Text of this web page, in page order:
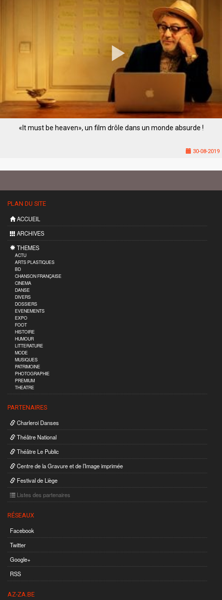
«It must be heaven», un film drôle dans un monde absurde !
30-08-2019
PLAN DU SITE
ACCUEIL
ARCHIVES
THEMES
ACTU
ARTS PLASTIQUES
BD
CHANSON FRANÇAISE
CINEMA
DANSE
DIVERS
DOSSIERS
EVENEMENTS
EXPO
FOOT
HISTOIRE
HUMOUR
LITTERATURE
MODE
MUSIQUES
PATRIMOINE
PHOTOGRAPHIE
PREMIUM
THEATRE
PARTENAIRES
Charleroi Danses
Théâtre National
Théâtre Le Public
Centre de la Gravure et de l’Image imprimée
Festival de Liège
Listes des partenaires
RÉSEAUX
Facebook
Twitter
Google+
RSS
AZ-ZA.BE